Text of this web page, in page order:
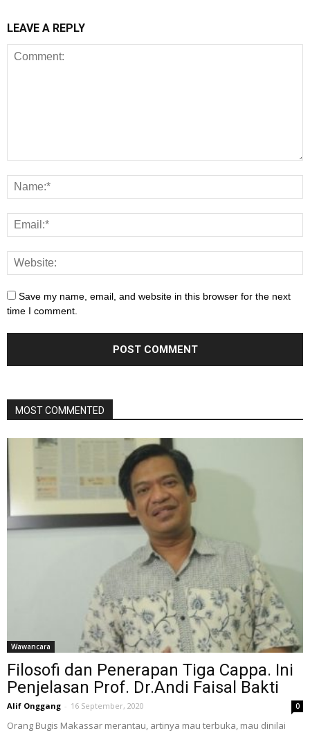
LEAVE A REPLY
Save my name, email, and website in this browser for the next
time I comment.
MOST COMMENTED
Wawancara
Filosofi dan Penerapan Tiga Cappa. Ini
Penjelasan Prof. Dr.Andi Faisal Bakti
Alif Onggang - 16 September, 2020 0
Orang Bugis Makassar merantau, artinya mau terbuka, mau dinilai